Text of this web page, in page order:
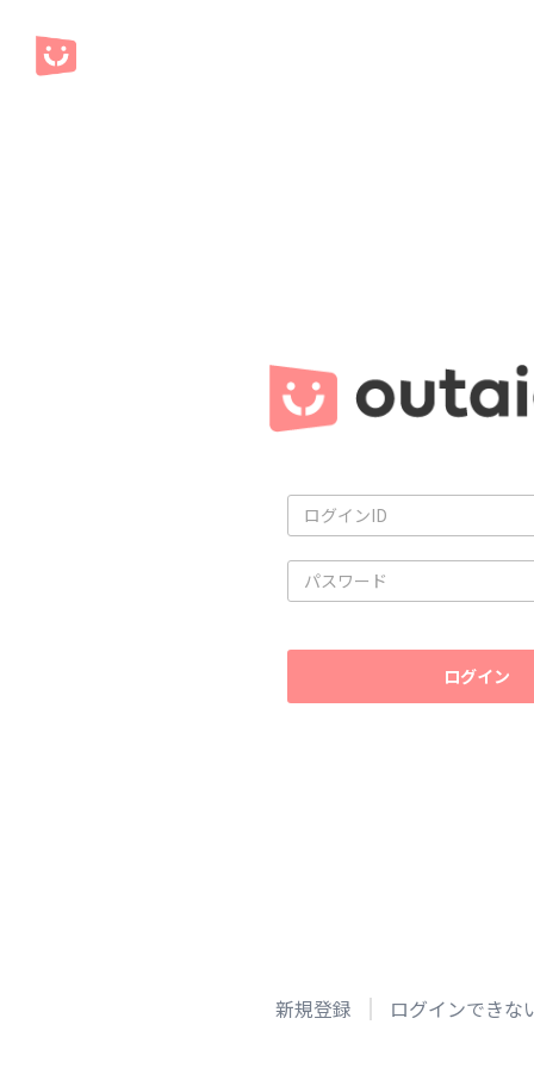
ログイン
新規登録 ログインできな